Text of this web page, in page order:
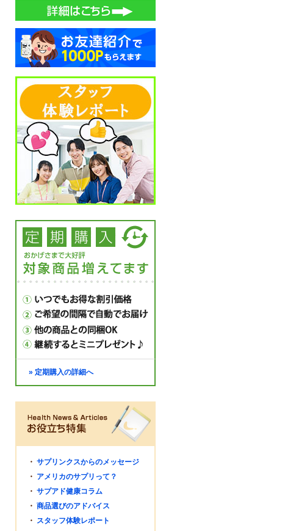
» 定期購入の詳細へ
・ サプリンクスからのメッセージ
・ アメリカのサプリって？
・ サプアド健康コラム
・ 商品選びのアドバイス
・ スタッフ体験レポート